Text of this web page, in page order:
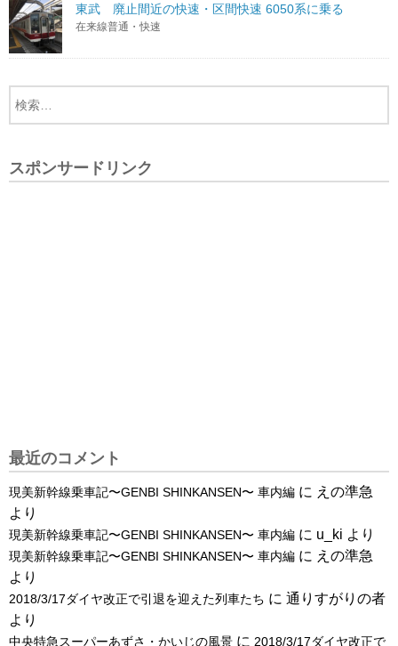
東武 廃止間近の快速・区間快速 6050系に乗る
在来線普通・快速
スポンサードリンク
最近のコメント
現美新幹線乗車記〜GENBI SHINKANSEN〜 車内編 に えの準急
より
現美新幹線乗車記〜GENBI SHINKANSEN〜 車内編 に u_ki より
現美新幹線乗車記〜GENBI SHINKANSEN〜 車内編 に えの準急
より
2018/3/17ダイヤ改正で引退を迎えた列車たち に 通りすがりの者
より
中央特急スーパーあずさ・かいじの風景 に 2018/3/17ダイヤ改正で